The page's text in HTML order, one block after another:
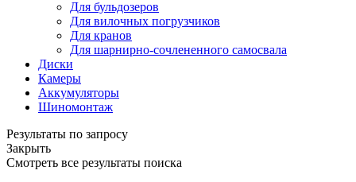
Для бульдозеров
Для вилочных погрузчиков
Для кранов
Для шарнирно-сочлененного самосвала
Диски
Камеры
Аккумуляторы
Шиномонтаж
Результаты по запросу
Закрыть
Смотреть все результаты поиска